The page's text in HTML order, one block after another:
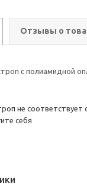
Отзывы о
с полиамидной
не соответствует
себя